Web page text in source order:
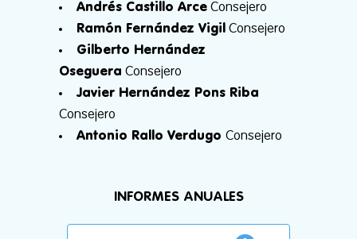
Andrés Castillo ArceConsejero
Ramón Fernández VigilConsejero
Gilberto Hernández
Oseguera Consejero
Javier Hernández Pons Riba
Consejero
Antonio Rallo Verdugo Consejero
INFORMES ANUALES